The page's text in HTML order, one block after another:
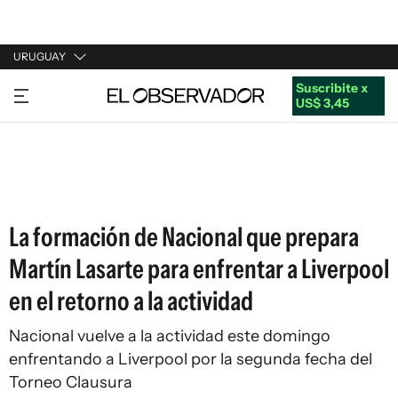
URUGUAY
URUGUAY
ARGENTINA
Suscribite x
US$ 3,45
La formación de Nacional que prepara
Martín Lasarte para enfrentar a Liverpool
en el retorno a la actividad
Nacional vuelve a la actividad este domingo
enfrentando a Liverpool por la segunda fecha del
Torneo Clausura